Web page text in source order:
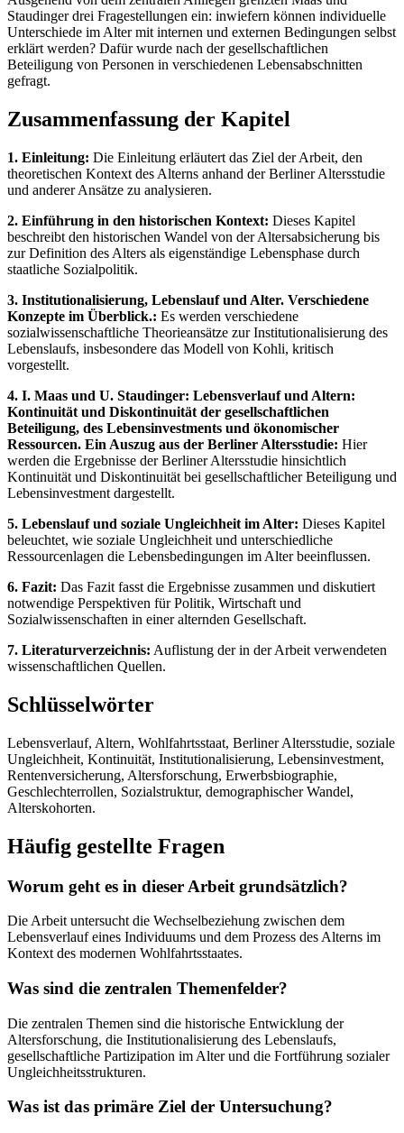
Staudinger drei Fragestellungen ein: inwiefern können individuelle
Unterschiede im Alter mit internen und externen Bedingungen selbst
erklärt werden? Dafür wurde nach der gesellschaftlichen
Beteiligung von Personen in verschiedenen Lebensabschnitten
gefragt.
Zusammenfassung der Kapitel
1. Einleitung: Die Einleitung erläutert das Ziel der Arbeit, den
theoretischen Kontext des Alterns anhand der Berliner Altersstudie
und anderer Ansätze zu analysieren.
2. Einführung in den historischen Kontext: Dieses Kapitel
beschreibt den historischen Wandel von der Altersabsicherung bis
zur Definition des Alters als eigenständige Lebensphase durch
staatliche Sozialpolitik.
3. Institutionalisierung, Lebenslauf und Alter. Verschiedene
Konzepte im Überblick.: Es werden verschiedene
sozialwissenschaftliche Theorieansätze zur Institutionalisierung des
Lebenslaufs, insbesondere das Modell von Kohli, kritisch
vorgestellt.
4. I. Maas und U. Staudinger: Lebensverlauf und Altern:
Kontinuität und Diskontinuität der gesellschaftlichen
Beteiligung, des Lebensinvestments und ökonomischer
Ressourcen. Ein Auszug aus der Berliner Altersstudie: Hier
werden die Ergebnisse der Berliner Altersstudie hinsichtlich
Kontinuität und Diskontinuität bei gesellschaftlicher Beteiligung und
Lebensinvestment dargestellt.
5. Lebenslauf und soziale Ungleichheit im Alter: Dieses Kapitel
beleuchtet, wie soziale Ungleichheit und unterschiedliche
Ressourcenlagen die Lebensbedingungen im Alter beeinflussen.
6. Fazit: Das Fazit fasst die Ergebnisse zusammen und diskutiert
notwendige Perspektiven für Politik, Wirtschaft und
Sozialwissenschaften in einer alternden Gesellschaft.
7. Literaturverzeichnis: Auflistung der in der Arbeit verwendeten
wissenschaftlichen Quellen.
Schlüsselwörter
Lebensverlauf, Altern, Wohlfahrtsstaat, Berliner Altersstudie, soziale
Ungleichheit, Kontinuität, Institutionalisierung, Lebensinvestment,
Rentenversicherung, Altersforschung, Erwerbsbiographie,
Geschlechterrollen, Sozialstruktur, demographischer Wandel,
Alterskohorten.
Häufig gestellte Fragen
Worum geht es in dieser Arbeit grundsätzlich?
Die Arbeit untersucht die Wechselbeziehung zwischen dem
Lebensverlauf eines Individuums und dem Prozess des Alterns im
Kontext des modernen Wohlfahrtsstaates.
Was sind die zentralen Themenfelder?
Die zentralen Themen sind die historische Entwicklung der
Altersforschung, die Institutionalisierung des Lebenslaufs,
gesellschaftliche Partizipation im Alter und die Fortführung sozialer
Ungleichheitsstrukturen.
Was ist das primäre Ziel der Untersuchung?